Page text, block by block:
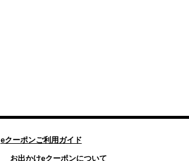
eクーポンご利用ガイド
お出かけeクーポンについて